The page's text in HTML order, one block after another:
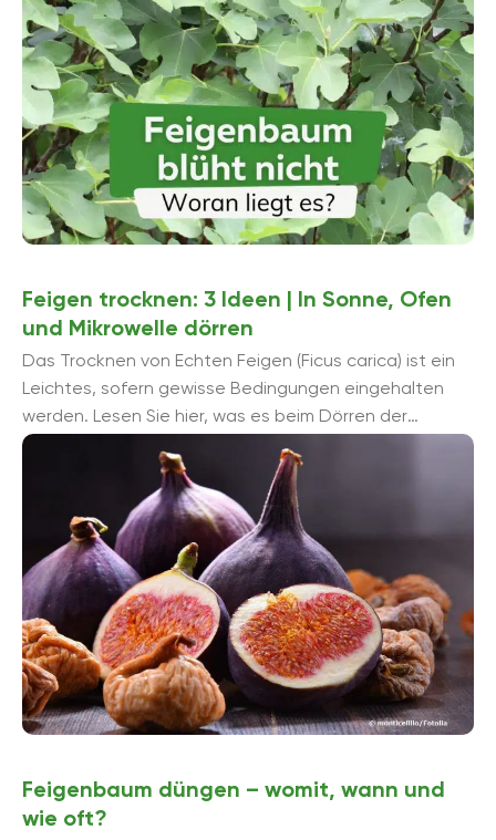
Feigen trocknen: 3 Ideen | In Sonne, Ofen
und Mikrowelle dörren
Das Trocknen von Echten Feigen (Ficus carica) ist ein
Leichtes, sofern gewisse Bedingungen eingehalten
werden. Lesen Sie hier, was es beim Dörren der
Früchte zu beachten gilt!
Feigenbaum düngen – womit, wann und
wie oft?